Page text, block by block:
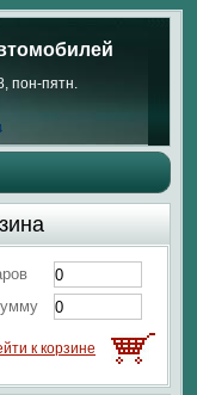
пон-пятн.
к корзине